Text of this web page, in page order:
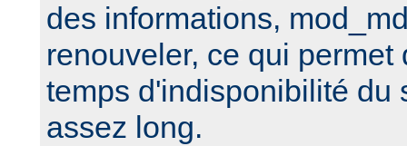
des informations,
renouveler, ce qui permet
temps d'indisponibilité du
assez long.